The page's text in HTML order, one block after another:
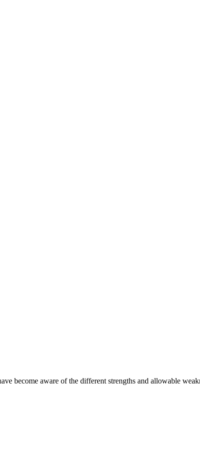
become aware of the different strengths and allowable
af medarbejderes værdier, styrker og konfliktstile.